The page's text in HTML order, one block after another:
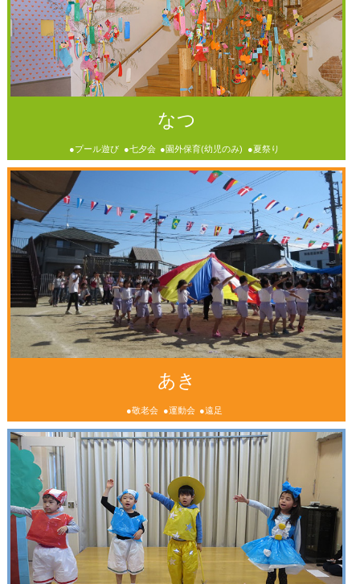
なつ
●プール遊び ●七夕会 ●園外保育(幼児のみ) ●夏祭り
あき
●敬老会 ●運動会 ●遠足